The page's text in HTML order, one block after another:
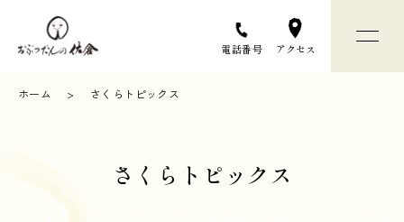
電話番号 アクセス
お仏壇選びについて
ホーム さくらトピックス
さくらトピックス